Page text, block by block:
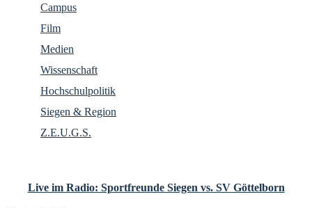
Campus
Film
Medien
Wissenschaft
Hochschulpolitik
Siegen & Region
Z.E.U.G.S.
Live im Radio: Sportfreunde Siegen vs. SV Göttelborn